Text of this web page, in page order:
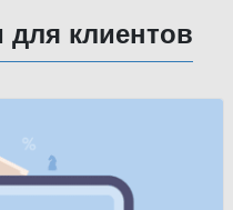
для клиентов